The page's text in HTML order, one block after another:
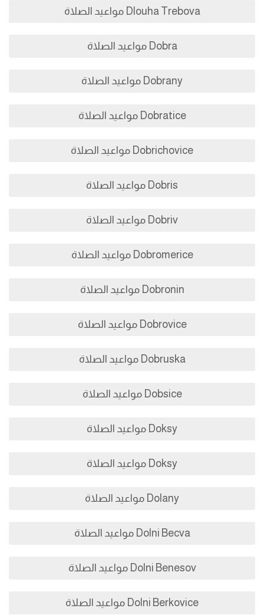
Dlouha Trebova مواعيد الصلاة
Dobra مواعيد الصلاة
Dobrany مواعيد الصلاة
Dobratice مواعيد الصلاة
Dobrichovice مواعيد الصلاة
Dobris مواعيد الصلاة
Dobriv مواعيد الصلاة
Dobromerice مواعيد الصلاة
Dobronin مواعيد الصلاة
Dobrovice مواعيد الصلاة
Dobruska مواعيد الصلاة
Dobsice مواعيد الصلاة
Doksy مواعيد الصلاة
Doksy مواعيد الصلاة
Dolany مواعيد الصلاة
Dolni Becva مواعيد الصلاة
Dolni Benesov مواعيد الصلاة
Dolni Berkovice مواعيد الصلاة